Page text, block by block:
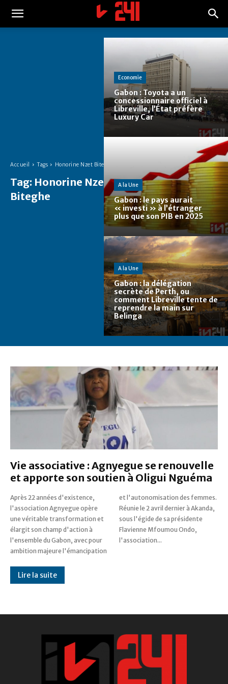
Accueil Tags Honorine Nzet Biteghe
Tag: Honorine Nzet
Biteghe
Economie
Gabon : Toyota a un
concessionnaire officiel à
Libreville, l’État préfère
Luxury Car
A la Une
Gabon : le pays aurait
« investi » à l’étranger
plus que son PIB en 2025
A la Une
Gabon : la délégation
secrète de Perth, ou
comment Libreville tente de
reprendre la main sur
Belinga
Vie associative : Agnyegue se renouvelle
et apporte son soutien à Oligui Nguéma
Après 22 années d'existence,
l'association Agnyegue opère
une véritable transformation et
élargit son champ d'action à
l'ensemble du Gabon, avec pour
ambition majeure l'émancipation
et l'autonomisation des femmes.
Réunie le 2 avril dernier à Akanda,
sous l'égide de sa présidente
Flavienne Mfoumou Ondo,
l'association...
Lire la suite